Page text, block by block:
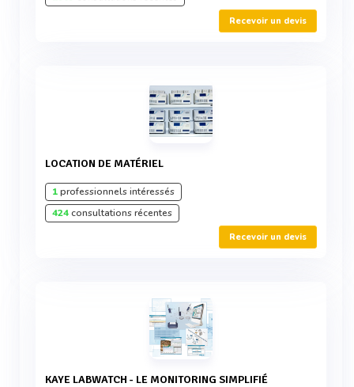
Recevoir un devis
LOCATION DE MATÉRIEL
1professionnels intéressés
424consultations récentes
Recevoir un devis
KAYE LABWATCH - LE MONITORING SIMPLIFIÉ